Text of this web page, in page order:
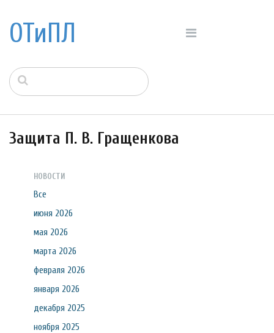
ОТиПЛ
Защита П. В. Гращенкова
НОВОСТИ
Все
июня 2026
мая 2026
марта 2026
февраля 2026
января 2026
декабря 2025
ноября 2025